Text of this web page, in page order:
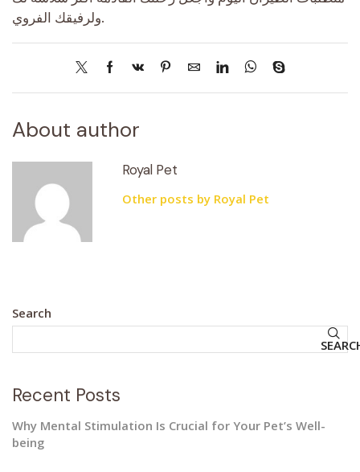
ولرفيقك الفروي.
About author
Royal Pet
Other posts by Royal Pet
Search
Recent Posts
Why Mental Stimulation Is Crucial for Your Pet’s Well-
being